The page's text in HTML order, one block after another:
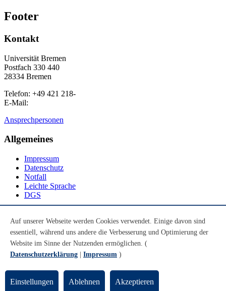
Footer
Kontakt
Universität Bremen
Postfach 330 440
28334 Bremen
Telefon: +49 421 218-
E-Mail:
Ansprechpersonen
Allgemeines
Impressum
Datenschutz
Notfall
Leichte Sprache
DGS
Youtube
Instagram
LinkedIn
© Universität Bremen 2026
Zum Seitenende springen Zum Seitenanfang springen
Auf unserer Webseite werden Cookies verwendet. Einige davon sind
essentiell, während uns andere die Verbesserung und Optimierung der
Website im Sinne der Nutzenden ermöglichen. (
Datenschutzerklärung
Impressum )
Einstellungen Ablehnen Akzeptieren